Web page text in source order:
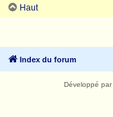
Haut
Index du forum
Développé par